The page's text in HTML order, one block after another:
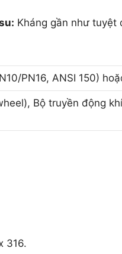
Kháng gần như tuyệt
PN16, ANSI 150)
Bộ truyền động
316.